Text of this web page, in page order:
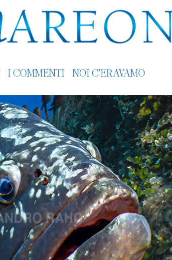
I COMMENTI NOI C'ERAVAMO